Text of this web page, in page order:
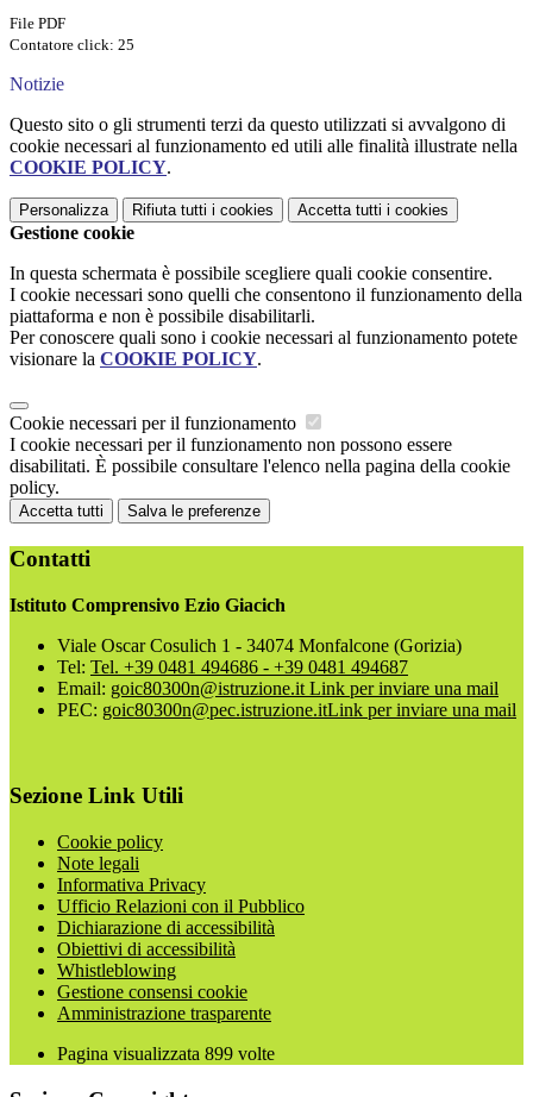
File PDF
Contatore click: 25
Notizie
Questo sito o gli strumenti terzi da questo utilizzati si avvalgono di
cookie necessari al funzionamento ed utili alle finalità illustrate nella
COOKIE POLICY.
Personalizza Rifiuta tutti i cookies Accetta tutti i cookies
Gestione cookie
In questa schermata è possibile scegliere quali cookie consentire.
I cookie necessari sono quelli che consentono il funzionamento della
piattaforma e non è possibile disabilitarli.
Per conoscere quali sono i cookie necessari al funzionamento potete
visionare la COOKIE POLICY.
Cookie necessari per il funzionamento
I cookie necessari per il funzionamento non possono essere
disabilitati. È possibile consultare l'elenco nella pagina della cookie
policy.
Accetta tutti Salva le preferenze
Contatti
Istituto Comprensivo Ezio Giacich
Viale Oscar Cosulich 1 - 34074 Monfalcone (Gorizia)
Tel: Tel. +39 0481 494686 - +39 0481 494687
Email: goic80300n@istruzione.it Link per inviare una mail
PEC: goic80300n@pec.istruzione.itLink per inviare una mail
Sezione Link Utili
Cookie policy
Note legali
Informativa Privacy
Ufficio Relazioni con il Pubblico
Dichiarazione di accessibilità
Obiettivi di accessibilità
Whistleblowing
Gestione consensi cookie
Amministrazione trasparente
Pagina visualizzata 899 volte